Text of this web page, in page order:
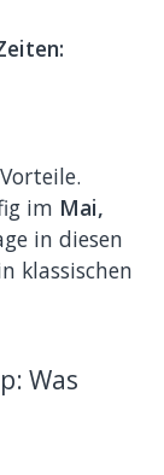
im Mai,
in diesen
klassischen
Was